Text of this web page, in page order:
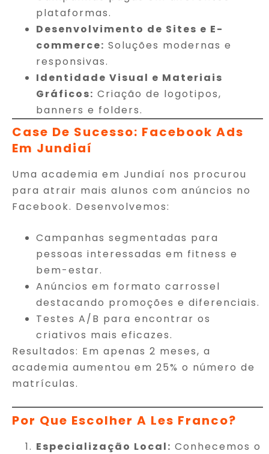
plataformas.
Desenvolvimento de Sites e E-
commerce: Soluções modernas e
responsivas.
Identidade Visual e Materiais
Gráficos: Criação de logotipos,
banners e folders.
Case De Sucesso: Facebook Ads
Em Jundiaí
Uma academia em Jundiaí nos procurou
para atrair mais alunos com anúncios no
Facebook. Desenvolvemos:
Campanhas segmentadas para
pessoas interessadas em fitness e
bem-estar.
Anúncios em formato carrossel
destacando promoções e diferenciais.
Testes A/B para encontrar os
criativos mais eficazes.
Resultados: Em apenas 2 meses, a
academia aumentou em 25% o número de
matrículas.
Por Que Escolher A Les Franco?
Especialização Local: Conhecemos o